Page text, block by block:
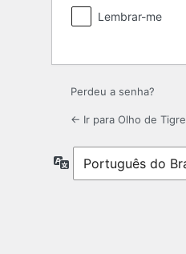
Lembrar-me
Perdeu a senha?
← Ir para Olho de Tigre
Idioma